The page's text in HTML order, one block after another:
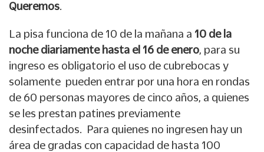
Queremos.
La pisa funciona de 10 de la mañana a 10 de la
noche diariamente hasta el 16 de enero, para su
ingreso es obligatorio el uso de cubrebocas y
solamente pueden entrar por una hora en rondas
de 60 personas mayores de cinco años, a quienes
se les prestan patines previamente
desinfectados. Para quienes no ingresen hay un
área de gradas con capacidad de hasta 100